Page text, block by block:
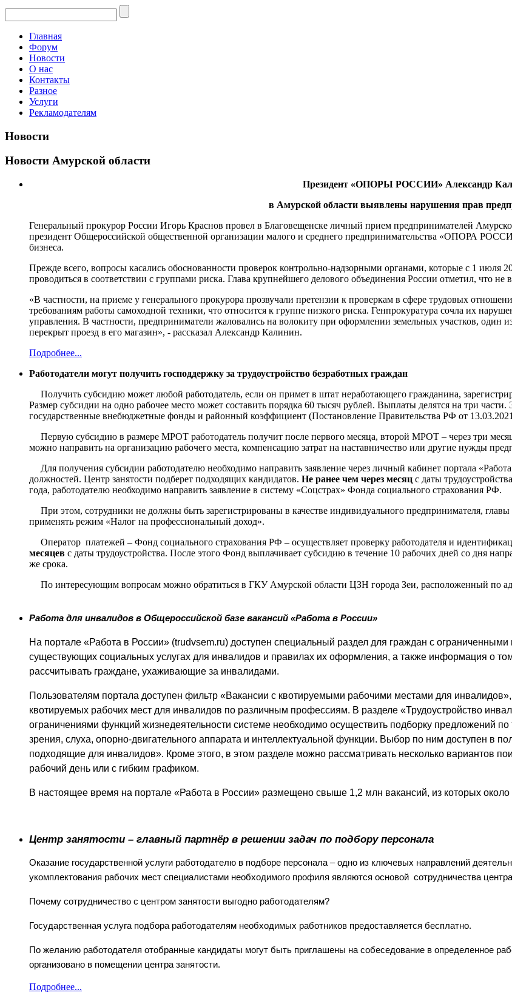
Главная
Форум
Новости
О нас
Контакты
Разное
Услуги
Рекламодателям
Новости
Новости Амурской области
Президент «ОПОРЫ РОССИИ» Александр
в Амурской области выявлены нарушения прав
Генеральный прокурор России Игорь Краснов провел в Благовещенске личный прием предпринимателей
президент Общероссийской общественной организации малого и среднего предпринимательства «ОПОРА
бизнеса.
Прежде всего, вопросы касались обоснованности проверок контрольно-надзорными органами, которые с 1
проводиться в соответствии с группами риска. Глава крупнейшего делового объединения России отметил, что
«В частности, на приеме у генерального прокурора прозвучали претензии к проверкам в сфере трудовых
требованиям работы самоходной техники, что относится к группе низкого риска. Генпрокуратура сочла их
управления. В частности, предприниматели жаловались на волокиту при оформлении земельных участков, один
перекрыт проезд в его магазин», - рассказал Александр Калинин.
Подробнее...
Работодатели могут получить господдержку за трудоустройство безработных граждан
Получить субсидию может любой работодатель, если он примет в штат неработающего гражданина,
Размер субсидии на одно рабочее место может составить порядка 60 тысяч рублей. Выплаты делятся на три
государственные внебюджетные фонды и районный коэффициент (Постановление Правительства РФ от
Первую субсидию в размере МРОТ работодатель получит после первого месяца, второй МРОТ – через три
можно направить на организацию рабочего места, компенсацию затрат на наставничество или другие нужды
Для получения субсидии работодателю необходимо направить заявление через личный кабинет портала
должностей. Центр занятости подберет подходящих кандидатов. Не ранее чем через месяц с даты
года, работодателю необходимо направить заявление в систему «Соцстрах» Фонда социального страхования РФ.
При этом, сотрудники не должны быть зарегистрированы в качестве индивидуального предпринимателя,
применять режим «Налог на профессиональный доход».
Оператор платежей – Фонд социального страхования РФ – осуществляет проверку работодателя и
месяцев с даты трудоустройства. После этого Фонд выплачивает субсидию в течение 10 рабочих дней со дня
же срока.
По интересующим вопросам можно обратиться в ГКУ Амурской области ЦЗН города Зеи, расположенный по
Работа для инвалидов в Общероссийской базе вакансий «Работа в России»
На портале «Работа в России» (trudvsem.ru) доступен специальный раздел для граждан с
существующих социальных услугах для инвалидов и правилах их оформления, а также информация о
рассчитывать граждане, ухаживающие за инвалидами.
Пользователям портала доступен фильтр «Вакансии с квотируемыми рабочими местами для
квотируемых рабочих мест для инвалидов по различным профессиям. В разделе «Трудоустройство
ограничениями функций жизнедеятельности системе необходимо осуществить подборку предложений
зрения, слуха, опорно-двигательного аппарата и интеллектуальной функции. Выбор по ним доступен в
подходящие для инвалидов». Кроме этого, в этом разделе можно рассматривать несколько вариантов
рабочий день или с гибким графиком.
В настоящее время на портале «Работа в России» размещено свыше 1,2 млн вакансий, из которых
Центр занятости – главный партнёр в решении задач по подбору персонала
Оказание государственной услуги работодателю в подборе персонала – одно из ключевых направлений
укомплектования рабочих мест специалистами необходимого профиля являются основой сотрудничества
Почему сотрудничество с центром занятости выгодно работодателям?
Государственная услуга подбора работодателям необходимых работников предоставляется бесплатно.
По желанию работодателя отобранные кандидаты могут быть приглашены на собеседование в определенное
организовано в помещении центра занятости.
Подробнее...